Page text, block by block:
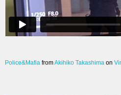
Police&Mafia fromAkihiko Takashima on